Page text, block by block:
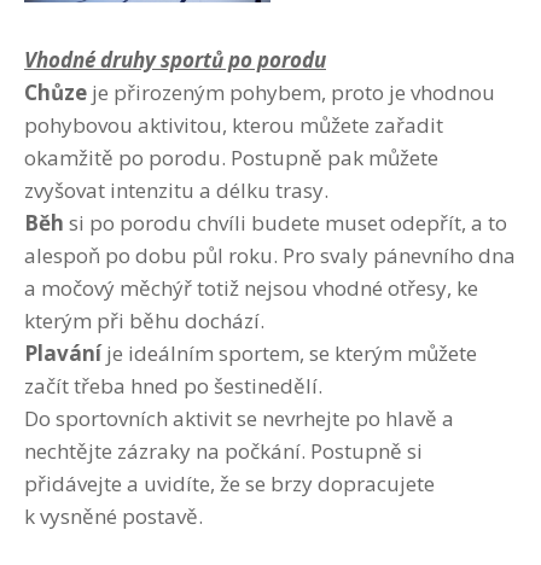
Vhodné druhy sportů po porodu
Chůze je přirozeným pohybem, proto je vhodnou
pohybovou aktivitou, kterou můžete zařadit
okamžitě po porodu. Postupně pak můžete
zvyšovat intenzitu a délku trasy.
Běh si po porodu chvíli budete muset odepřít, a to
alespoň po dobu půl roku. Pro svaly pánevního dna
a močový měchýř totiž nejsou vhodné otřesy, ke
kterým při běhu dochází.
Plaváníje ideálním sportem, se kterým můžete
začít třeba hned po šestinedělí.
Do sportovních aktivit se nevrhejte po hlavě a
nechtějte zázraky na počkání. Postupně si
přidávejte a uvidíte, že se brzy dopracujete
k vysněné postavě.